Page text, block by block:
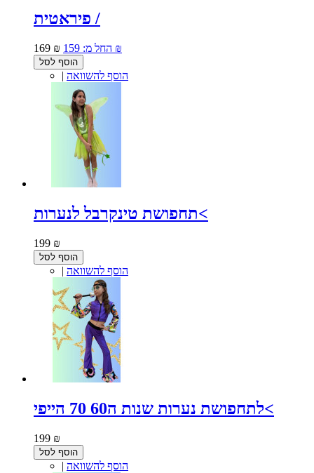
פיראטית /
169 ₪ החל מ: 159 ₪
הוסף לסל
| הוסף להשוואה
תחפושת טינקרבל לנערות<
199 ₪
הוסף לסל
| הוסף להשוואה
לתחפושת נערות שנות ה60 70 הייפי<
199 ₪
הוסף לסל
| הוסף להשוואה